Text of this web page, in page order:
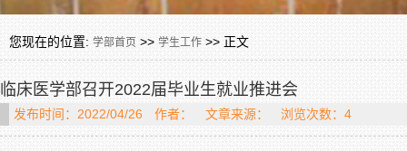
您现在的位置: 学部首页 >> 学生工作 >> 正文
临床医学部召开2022届毕业生就业推进会
发布时间：2022/04/26 作者： 文章来源： 浏览次数：4